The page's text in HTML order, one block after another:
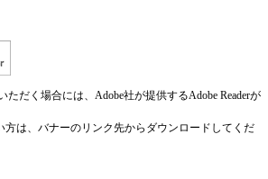
だく場合には、Adobe社が提供するAdobe Readerが
方は、バナーのリンク先からダウンロードしてくだ